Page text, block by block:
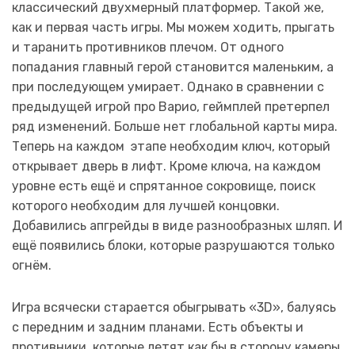
классический двухмерный платформер. Такой же,
как и первая часть игры. Мы можем ходить, прыгать
и таранить противников плечом. От одного
попадания главный герой становится маленьким, а
при последующем умирает. Однако в сравнении с
предыдущей игрой про Варио, геймплей претерпел
ряд изменений. Больше нет глобальной карты мира.
Теперь на каждом этапе необходим ключ, который
открывает дверь в лифт. Кроме ключа, на каждом
уровне есть ещё и спрятанное сокровище, поиск
которого необходим для лучшей концовки.
Добавились апгрейды в виде разнообразных шляп. И
ещё появились блоки, которые разрушаются только
огнём.
Игра всячески старается обыгрывать «3D», балуясь
с передним и задним планами. Есть объекты и